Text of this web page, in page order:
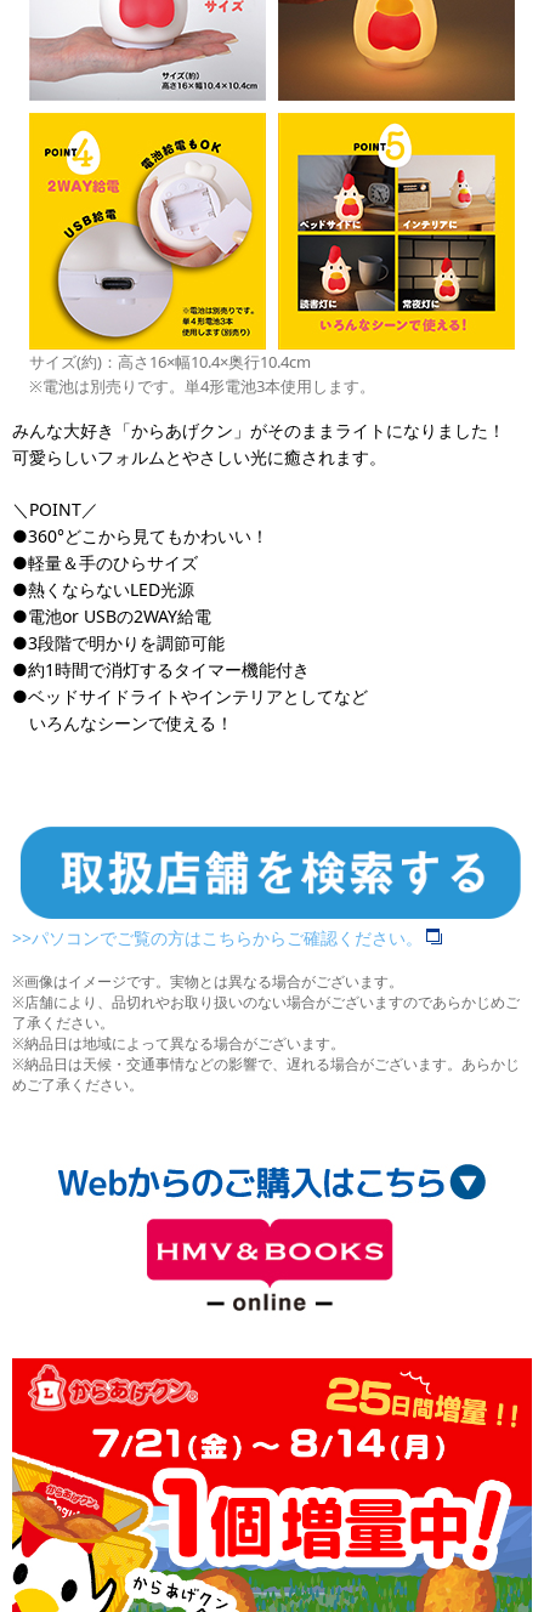
サイズ(約)：高さ16×幅10.4×奥行10.4cm
※電池は別売りです。単4形電池3本使用します。
みんな大好き「からあげクン」がそのままライトになりました！
可愛らしいフォルムとやさしい光に癒されます。
＼POINT／
●360°どこから見てもかわいい！
●軽量＆手のひらサイズ
●熱くならないLED光源
●電池or USBの2WAY給電
●3段階で明かりを調節可能
●約1時間で消灯するタイマー機能付き
●ベッドサイドライトやインテリアとしてなど
いろんなシーンで使える！
>>パソコンでご覧の方はこちらからご確認ください。
※画像はイメージです。実物とは異なる場合がございます。
※店舗により、品切れやお取り扱いのない場合がございますのであらかじめご
了承ください。
※納品日は地域によって異なる場合がございます。
※納品日は天候・交通事情などの影響で、遅れる場合がございます。あらかじ
めご了承ください。